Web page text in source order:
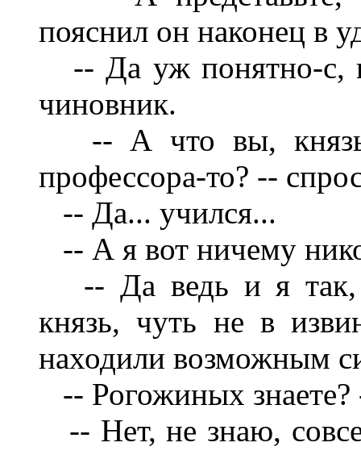
пояснил он наконец в
-- Да уж понятно-с,
чиновник.
-- А что вы, князь,
профессора-то? --
-- Да... учился...
-- А я вот ничему
-- Да ведь и я так,
князь, чуть не в
находили возможным
-- Рогожиных
-- Нет, не знаю,